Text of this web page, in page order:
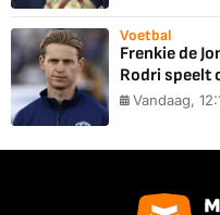
Voetbal
Frenkie de
Rodri speelt
Vandaag,